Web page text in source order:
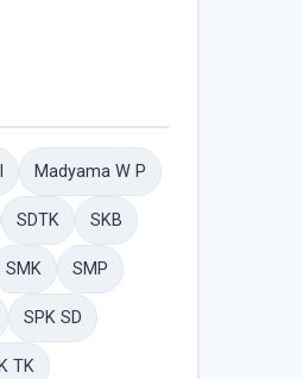
Madyama W P
SDTK SKB
SMK SMP
SPK SD
TK